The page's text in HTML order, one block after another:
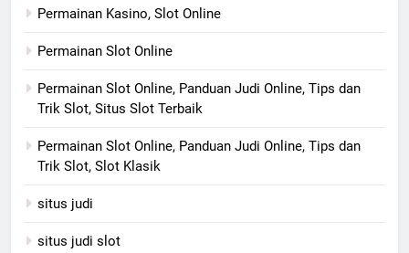
Permainan Kasino, Slot Online
Permainan Slot Online
Permainan Slot Online, Panduan Judi Online, Tips dan
Trik Slot, Situs Slot Terbaik
Permainan Slot Online, Panduan Judi Online, Tips dan
Trik Slot, Slot Klasik
situs judi
situs judi slot